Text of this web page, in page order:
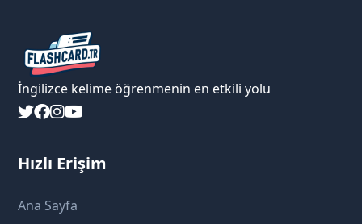
İngilizce kelime öğrenmenin en etkili yolu
Hızlı Erişim
Ana Sayfa